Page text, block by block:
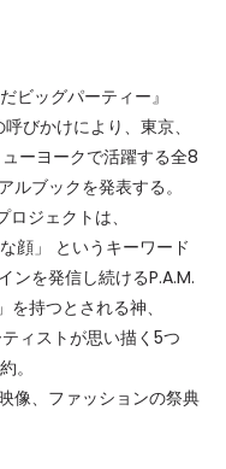
ビッグパーティー』
びかけにより、東京、
ーヨークで活躍する全8
ルブックを発表する。
ジェクトは、
顔」 というキーワード
ンを発信し続けるP.A.M.
持つとされる神、
ィストが思い描く5つ
。
像、ファッションの祭典